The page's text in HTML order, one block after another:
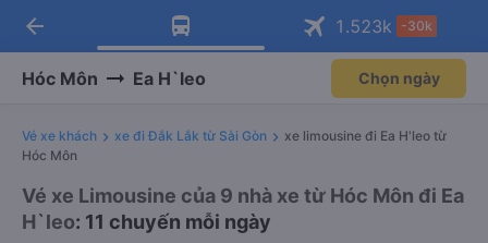
Tải app Vexere ngay!
Nhận ưu đãi thành viên độc
Mở app
Tải app Vexere
-30k/ghế khi đặt vé máy bay qua
Mở app
arrow_back 1.523k -30k
Hóc Môn Ea H`leo Chọn ngày
Vé xe khách xe đi Đắk Lắk từ Sài Gòn
xe limousine đi Ea H'leo từ
Hóc Môn
Vé xe Limousine của 9 nhà xe từ Hóc Môn đi Ea
H`leo: 11 chuyến mỗi ngày